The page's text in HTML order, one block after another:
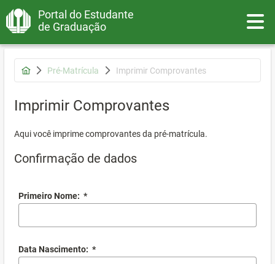
Portal do Estudante
de Graduação
Pré-Matrícula Imprimir Comprovantes
Imprimir Comprovantes
Aqui você imprime comprovantes da pré-matrícula.
Confirmação de dados
Primeiro Nome: *
Data Nascimento: *